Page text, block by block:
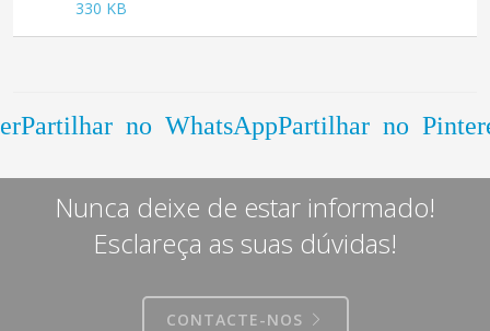
330 KB
Partilhar no WhatsAppPartilhar no
Nunca deixe de estar informado!
Esclareça as suas dúvidas!
CONTACTE-NOS